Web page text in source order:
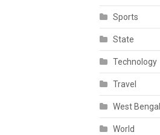
Sports
State
Technology
Travel
West Bengal
World